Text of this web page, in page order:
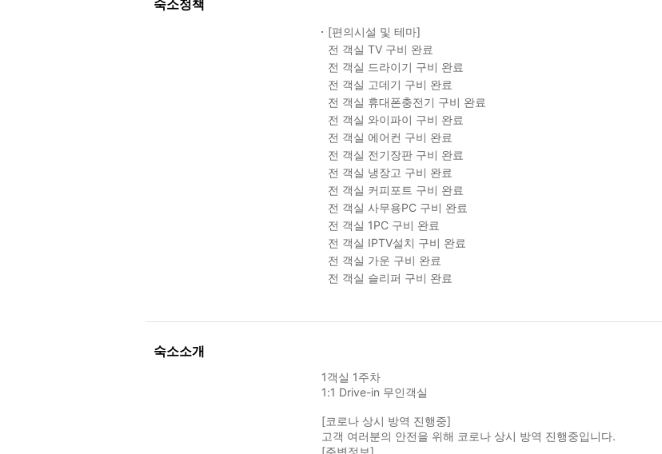
숙소정책
[편의시설 및 테마]
전 객실 TV 구비 완료
전 객실 드라이기 구비 완료
전 객실 고데기 구비 완료
전 객실 휴대폰충전기 구비 완료
전 객실 와이파이 구비 완료
전 객실 에어컨 구비 완료
전 객실 전기장판 구비 완료
전 객실 냉장고 구비 완료
전 객실 커피포트 구비 완료
전 객실 사무용PC 구비 완료
전 객실 1PC 구비 완료
전 객실 IPTV설치 구비 완료
전 객실 가운 구비 완료
전 객실 슬리퍼 구비 완료
숙소소개
1객실 1주차
1:1 Drive-in 무인객실
[코로나 상시 방역 진행중]
고객 여러분의 안전을 위해 코로나 상시 방역 진행중입니다.